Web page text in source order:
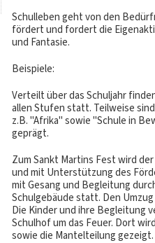
Schulleben geht von den
fördert und fordert die
und Fantasie.
Beispiele:
Verteilt über das Schuljahr
allen Stufen statt. Teilweise
z.B. "Afrika" sowie "Schule in
geprägt.
Zum Sankt Martins Fest wird
und mit Unterstützung des
mit Gesang und Begleitung
Schulgebäude statt. Den
Die Kinder und ihre Begleitung
Schulhof um das Feuer. Dort
sowie die Mantelteilung gezeigt.